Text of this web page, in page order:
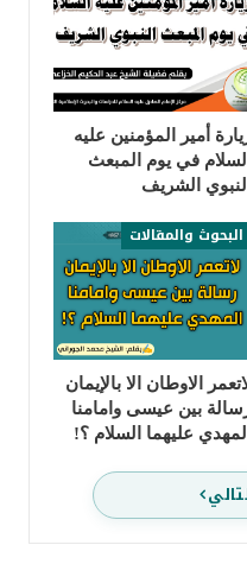
أمير المؤمنين عليه
السلام في يوم المبعث
النبوي الشريف
البحوث والمقالات
الاوطان الا بالإيمان
بين عيسى وامامنا
المهدي عليهما السلام ؟!